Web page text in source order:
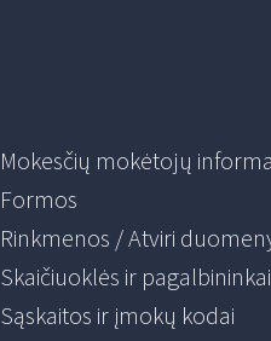
Mokesčių mokėtojų
Formos
Rinkmenos / Atviri
Skaičiuoklės ir pagalbininkai
Sąskaitos ir įmokų kodai